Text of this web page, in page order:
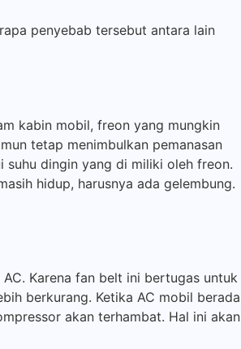
penyebab tersebut antara lain
kabin mobil, freon yang mungkin
tetap menimbulkan pemanasan
suhu dingin yang di miliki oleh freon.
hidup, harusnya ada gelembung.
Karena fan belt ini bertugas untuk
berkurang. Ketika AC mobil berada
akan terhambat. Hal ini akan